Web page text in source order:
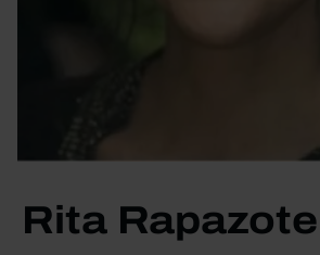
Rita Rapazote